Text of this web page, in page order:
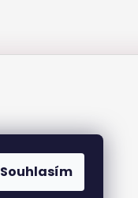
Souhlasím